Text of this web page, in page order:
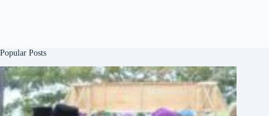
Popular Posts